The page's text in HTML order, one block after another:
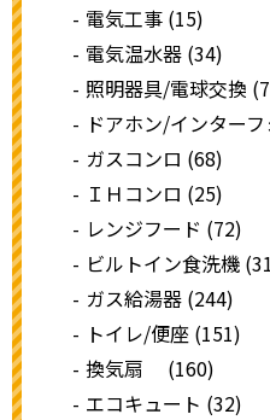
電気工事 (15)
電気温水器 (34)
照明器具/電球交換
ドアホン/インター
ガスコンロ (68)
ＩＨコンロ (25)
レンジフード (72)
ビルトイン食洗機
ガス給湯器 (244)
トイレ/便座 (151)
換気扇 (160)
エコキュート (32)